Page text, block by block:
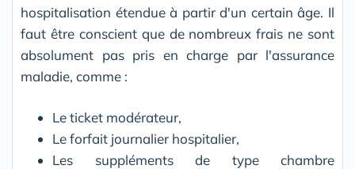
hospitalisation étendue à partir d'un certain âge. Il
faut être conscient que de nombreux frais ne sont
absolument pas pris en charge par l'assurance
maladie, comme :
Le ticket modérateur,
Le forfait journalier hospitalier,
Les suppléments de type chambre